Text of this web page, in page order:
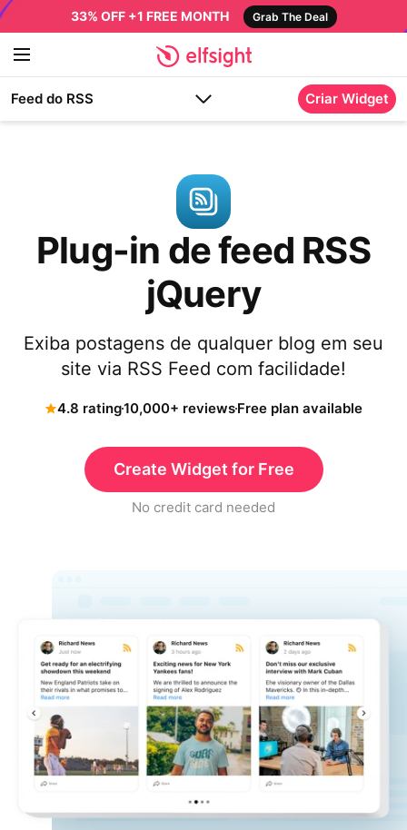
33% OFF +1 FREE MONTH Grab The Deal
Feed do RSS Criar Widget
Plug-in de feed RSS
jQuery
Exiba postagens de qualquer blog em seu
site via RSS Feed com facilidade!
4.8 rating10,000+ reviewsFree plan available
Create Widget for Free
No credit card needed